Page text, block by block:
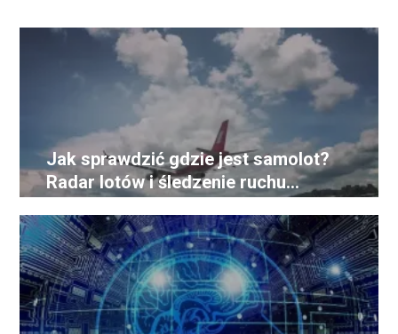
Jak sprawdzić gdzie jest samolot?
Radar lotów i śledzenie ruchu